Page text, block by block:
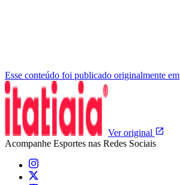
Esse conteúdo foi publicado originalmente em
Ver original
Acompanhe Esportes nas Redes Sociais